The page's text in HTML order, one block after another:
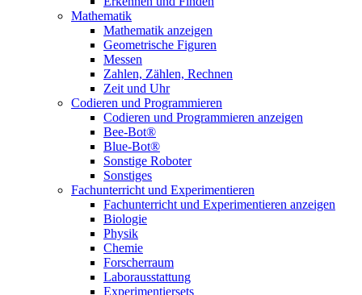
Mathematik
Mathematik anzeigen
Geometrische Figuren
Messen
Zahlen, Zählen, Rechnen
Zeit und Uhr
Codieren und Programmieren
Codieren und Programmieren anzeigen
Bee-Bot®
Blue-Bot®
Sonstige Roboter
Sonstiges
Fachunterricht und Experimentieren
Fachunterricht und Experimentieren anzeigen
Biologie
Physik
Chemie
Forscherraum
Laborausstattung
Experimentiersets